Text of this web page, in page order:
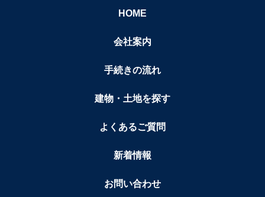
HOME
会社案内
手続きの流れ
建物・土地を探す
よくあるご質問
新着情報
お問い合わせ